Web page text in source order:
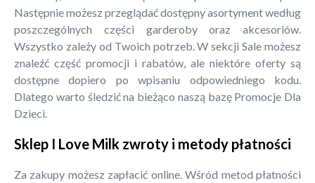
Następnie możesz przeglądać dostępny asortyment według
poszczególnych części garderoby oraz akcesoriów.
Wszystko zależy od Twoich potrzeb. W sekcji Sale możesz
znaleźć część promocji i rabatów, ale niektóre oferty są
dostępne dopiero po wpisaniu odpowiedniego kodu.
Dlatego warto śledzić na bieżąco naszą bazę Promocje Dla
Dzieci.
Sklep I Love Milk zwroty i metody płatności
Za zakupy możesz zapłacić online. Wśród metod płatności